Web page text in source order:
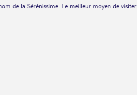
de la Sérénissime. Le meilleur moyen de visiter